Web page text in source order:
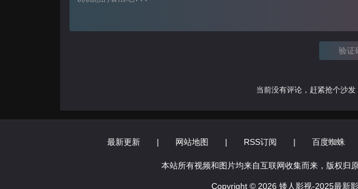
当前没有评论，赶紧抢个沙发
最新更新 | 网站地图 | RSS订阅 | 百度蜘蛛
本站所有视频和图片均来自互联网收集而来，版权归
Copyright © 2026 矮人影视-2025最新